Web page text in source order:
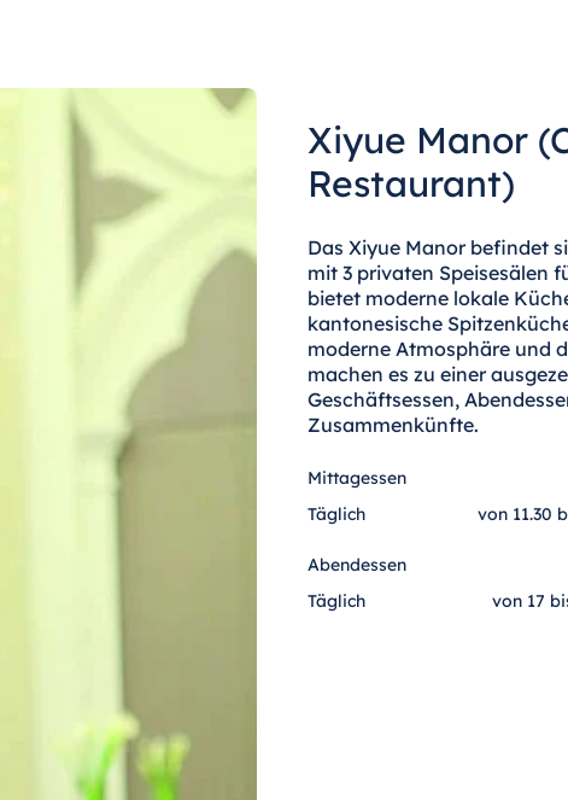
Xiyue Manor
Restaurant)
Das Xiyue Manor befindet
mit 3 privaten Speisesälen
bietet moderne lokale
kantonesische
moderne Atmosphäre und
machen es zu einer
Geschäftsessen,
Zusammenkünfte.
Mittagessen
Täglich
von 11.30
Abendessen
Täglich
von 17